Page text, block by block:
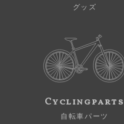
グッズ
Cyclingparts
自転車パーツ